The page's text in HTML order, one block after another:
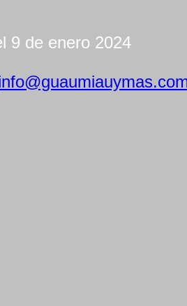
9 de enero 2024